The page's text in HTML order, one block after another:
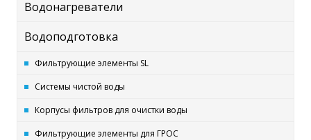
Водонагреватели
Водоподготовка
Фильтрующие элементы SL
Системы чистой воды
Корпусы фильтров для очистки воды
Фильтрующие элементы для ГРОС